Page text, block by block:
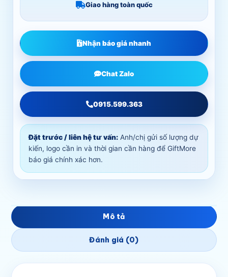
Giao hàng toàn quốc
Nhận báo giá nhanh
Chat Zalo
0915.599.363
Đặt trước / liên hệ tư vấn:Anh/chị gửi số lượng dự
kiến, logo cần in và thời gian cần hàng để GiftMore
báo giá chính xác hơn.
Mô tả
Đánh giá (0)